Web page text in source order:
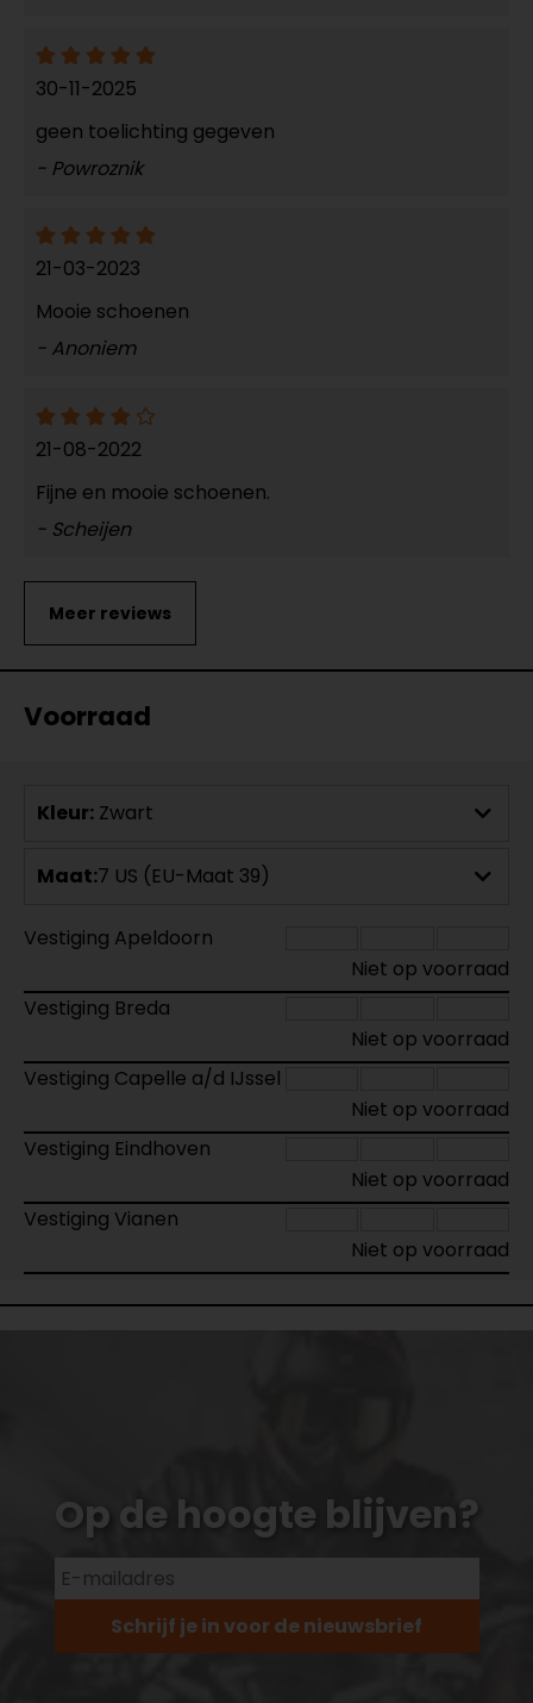
30-11-2025
geen toelichting gegeven
- Powroznik
21-03-2023
Mooie schoenen
- Anoniem
21-08-2022
Fijne en mooie schoenen.
- Scheijen
Voorraad
Kleur: Zwart
Maat:7 US (EU-Maat 39)
Vestiging Apeldoorn
Niet op voorraad
Vestiging Breda
Niet op voorraad
Vestiging Capelle a/d IJssel
Niet op voorraad
Vestiging Eindhoven
Niet op voorraad
Vestiging Vianen
Niet op voorraad
Op de hoogte blijven?
Schrijf je in voor de nieuwsbrief